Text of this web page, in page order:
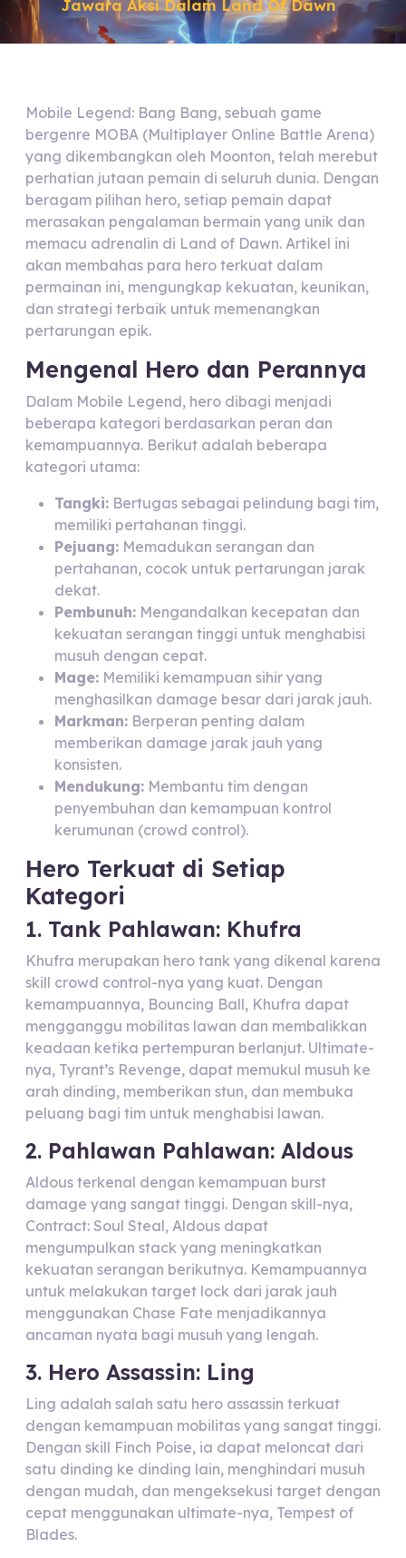
Jawara Aksi Dalam Land Of Dawn
Mobile Legend: Bang Bang, sebuah game
bergenre MOBA (Multiplayer Online Battle Arena)
yang dikembangkan oleh Moonton, telah merebut
perhatian jutaan pemain di seluruh dunia. Dengan
beragam pilihan hero, setiap pemain dapat
merasakan pengalaman bermain yang unik dan
memacu adrenalin di Land of Dawn. Artikel ini
akan membahas para hero terkuat dalam
permainan ini, mengungkap kekuatan, keunikan,
dan strategi terbaik untuk memenangkan
pertarungan epik.
Mengenal Hero dan Perannya
Dalam Mobile Legend, hero dibagi menjadi
beberapa kategori berdasarkan peran dan
kemampuannya. Berikut adalah beberapa
kategori utama:
Tangki: Bertugas sebagai pelindung bagi tim,
memiliki pertahanan tinggi.
Pejuang: Memadukan serangan dan
pertahanan, cocok untuk pertarungan jarak
dekat.
Pembunuh: Mengandalkan kecepatan dan
kekuatan serangan tinggi untuk menghabisi
musuh dengan cepat.
Mage: Memiliki kemampuan sihir yang
menghasilkan damage besar dari jarak jauh.
Markman: Berperan penting dalam
memberikan damage jarak jauh yang
konsisten.
Mendukung: Membantu tim dengan
penyembuhan dan kemampuan kontrol
kerumunan (crowd control).
Hero Terkuat di Setiap
Kategori
1. Tank Pahlawan: Khufra
Khufra merupakan hero tank yang dikenal karena
skill crowd control-nya yang kuat. Dengan
kemampuannya, Bouncing Ball, Khufra dapat
mengganggu mobilitas lawan dan membalikkan
keadaan ketika pertempuran berlanjut. Ultimate-
nya, Tyrant’s Revenge, dapat memukul musuh ke
arah dinding, memberikan stun, dan membuka
peluang bagi tim untuk menghabisi lawan.
2. Pahlawan Pahlawan: Aldous
Aldous terkenal dengan kemampuan burst
damage yang sangat tinggi. Dengan skill-nya,
Contract: Soul Steal, Aldous dapat
mengumpulkan stack yang meningkatkan
kekuatan serangan berikutnya. Kemampuannya
untuk melakukan target lock dari jarak jauh
menggunakan Chase Fate menjadikannya
ancaman nyata bagi musuh yang lengah.
3. Hero Assassin: Ling
Ling adalah salah satu hero assassin terkuat
dengan kemampuan mobilitas yang sangat tinggi.
Dengan skill Finch Poise, ia dapat meloncat dari
satu dinding ke dinding lain, menghindari musuh
dengan mudah, dan mengeksekusi target dengan
cepat menggunakan ultimate-nya, Tempest of
Blades.